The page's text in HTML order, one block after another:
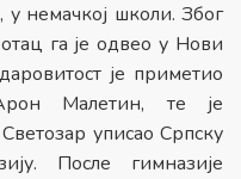
у немачкој школи. Због
га је одвео у Нови
је приметио
Малетин, те је
уписао Српску
После гимназије